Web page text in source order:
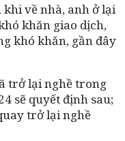
khi về nhà, anh ở lại
khăn giao dịch,
khó khăn, gần đây
trở lại nghề trong
sẽ quyết định sau;
trở lại nghề